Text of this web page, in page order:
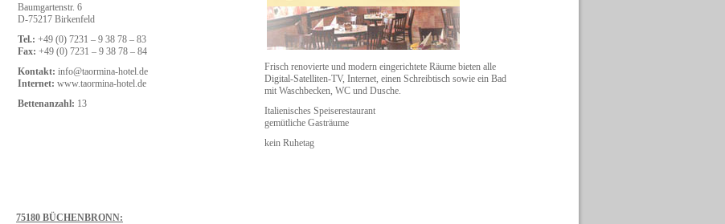
Baumgartenstr. 6
D-75217 Birkenfeld
Tel.: +49 (0) 7231 – 9 38 78 – 83
Fax: +49 (0) 7231 – 9 38 78 – 84
Kontakt: info@taormina-hotel.de
Internet: www.taormina-hotel.de
Bettenanzahl: 13
Frisch renovierte und modern eingerichtete Räume bieten alle
Digital-Satelliten-TV, Internet, einen Schreibtisch sowie ein Bad
mit Waschbecken, WC und Dusche.
Italienisches Speiserestaurant
gemütliche Gasträume
kein Ruhetag
75180 BÜCHENBRONN: